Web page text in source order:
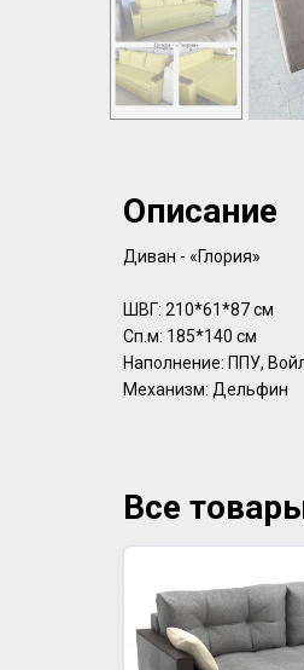
Описание
Диван - «Глория»
ШВГ: 210*61*87 см
Сп.м: 185*140 см
Наполнение: ППУ,
Механизм: Дельфин
Все